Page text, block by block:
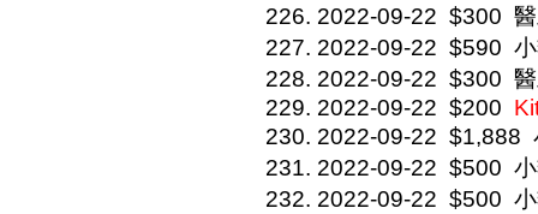
2022-09-22 $300
2022-09-22 $590
2022-09-22 $300
2022-09-22 $200
2022-09-22 $1,888
2022-09-22 $500
2022-09-22 $500